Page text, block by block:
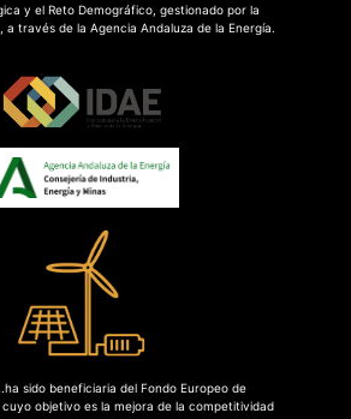
y el Reto Demográfico, gestionado por la
a través de la Agencia Andaluza de la Energía.
sido beneficiaria del Fondo Europeo de
cuyo objetivo es la mejora de la competitividad